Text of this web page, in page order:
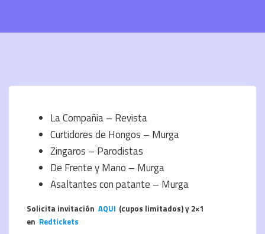
La Compañia – Revista
Curtidores de Hongos – Murga
Zingaros – Parodistas
De Frente y Mano – Murga
Asaltantes con patante – Murga
Solicita invitación AQUI (cupos limitados) y 2×1
en Redtickets